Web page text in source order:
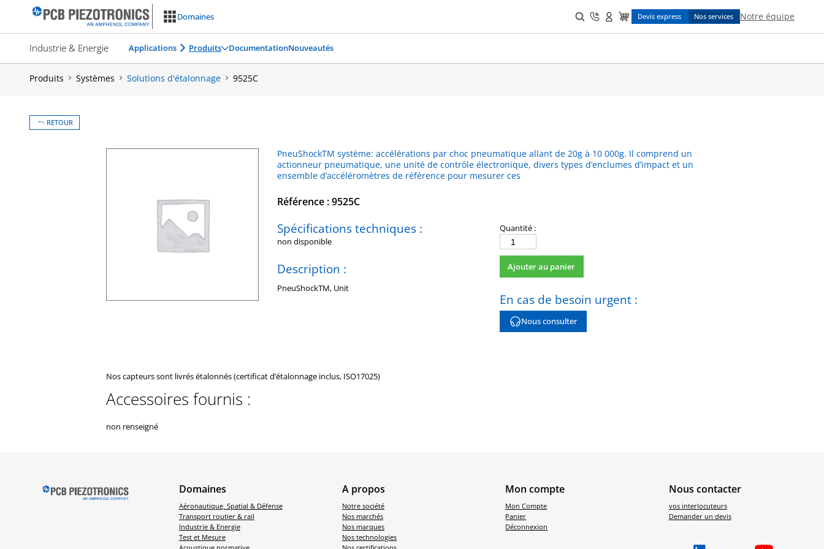
Domaines
Search
for:
Devis express Nos services Notre équipe
Industrie & Energie Applications Produits DocumentationNouveautés
Produits Systèmes Solutions d'étalonnage 9525C
RETOUR
PneuShockTM système: accélérations par choc pneumatique allant de 20g à 10 000g. Il comprend un
actionneur pneumatique, une unité de contrôle électronique, divers types d’enclumes d’impact et un
ensemble d’accéléromètres de référence pour mesurer ces
Référence : 9525C
Spécifications techniques :
non disponible
Description :
PneuShockTM, Unit
Quantité :
quantité
de
9525C
Ajouter au panier
En cas de besoin urgent :
Nous consulter
Nos capteurs sont livrés étalonnés (certificat d’étalonnage inclus, ISO17025)
Accessoires fournis :
non renseigné
Domaines
Aéronautique, Spatial & Défense
Transport routier & rail
Industrie & Energie
Test et Mesure
A propos
Notre société
Nos marchés
Nos marques
Nos technologies
Mon compte
Mon Compte
Panier
Déconnexion
Nous contacter
vos interlocuteurs
Demander un devis